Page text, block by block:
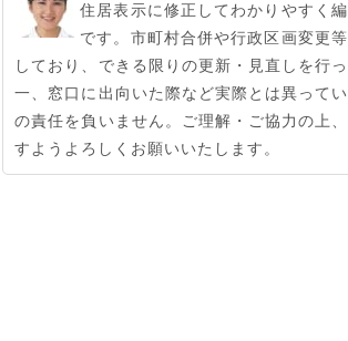
住居表示に修正してわかりやすく
です。市町村合併や行政区画変更
しており、できる限りの更新・見直しを行
一、窓口に出向いた際など実際とは異って
の責任を負いません。ご理解・ご協力の上
すようよろしくお願いいたします。